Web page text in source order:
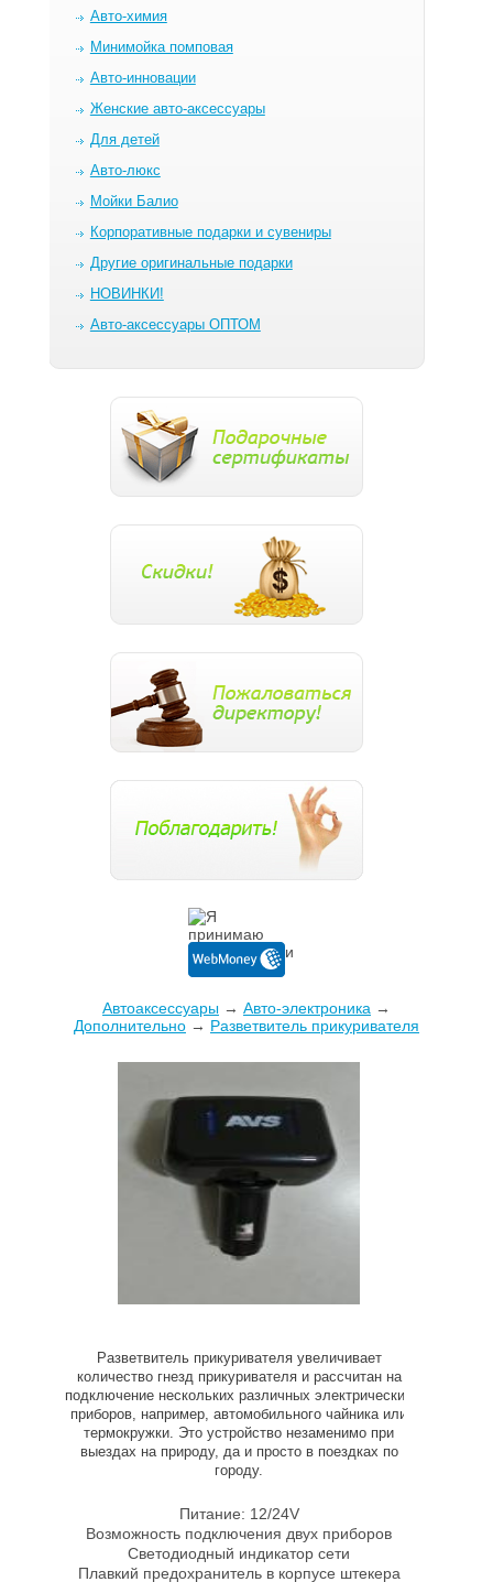
Авто-химия
Минимойка помповая
Авто-инновации
Женские авто-аксессуары
Для детей
Авто-люкс
Мойки Балио
Корпоративные подарки и сувениры
Другие оригинальные подарки
НОВИНКИ!
Авто-аксессуары ОПТОМ
Автоаксессуары→ Авто-электроника →
Дополнительно→ Разветвитель прикуривателя
Разветвитель прикуривателя увеличивает
количество гнезд прикуривателя и рассчитан на
подключение нескольких различных электрических
приборов, например, автомобильного чайника или
термокружки. Это устройство незаменимо при
выездах на природу, да и просто в поездках по
городу.
Питание: 12/24V
Возможность подключения двух приборов
Светодиодный индикатор сети
Плавкий предохранитель в корпусе штекера